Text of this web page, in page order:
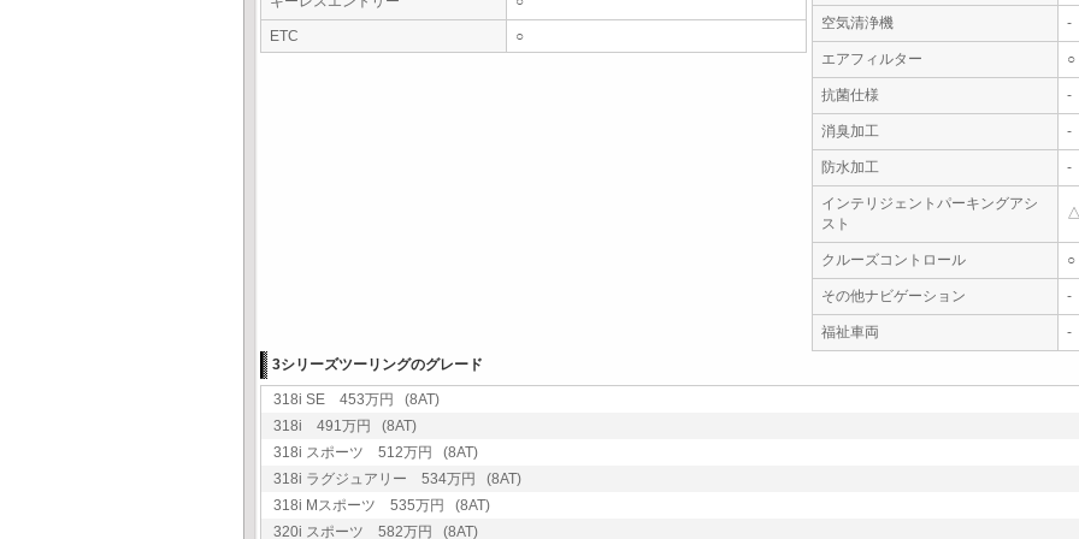
ETC ○
空気清浄機 -
エアフィルター ○
抗菌仕様 -
消臭加工 -
防水加工 -
インテリジェントパーキングアシ
スト
クルーズコントロール ○
その他ナビゲーション -
福祉車両
-
3シリーズツーリングのグレード
318i SE 453万円 (8AT)
318i 491万円 (8AT)
318i スポーツ 512万円 (8AT)
318i ラグジュアリー 534万円 (8AT)
318i Mスポーツ 535万円 (8AT)
320i スポーツ 582万円 (8AT)